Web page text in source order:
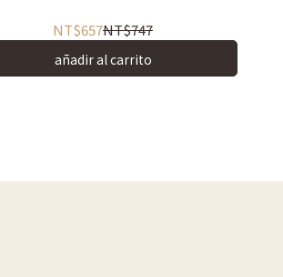
NT$657NT$747
añadir al carrito